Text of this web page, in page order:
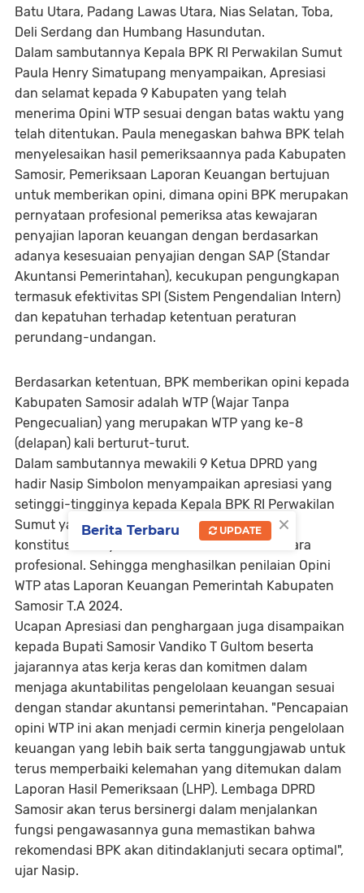
Batu Utara, Padang Lawas Utara, Nias Selatan, Toba,
Deli Serdang dan Humbang Hasundutan.
Dalam sambutannya Kepala BPK RI Perwakilan Sumut
Paula Henry Simatupang menyampaikan, Apresiasi
dan selamat kepada 9 Kabupaten yang telah
menerima Opini WTP sesuai dengan batas waktu yang
telah ditentukan. Paula menegaskan bahwa BPK telah
menyelesaikan hasil pemeriksaannya pada Kabupaten
Samosir, Pemeriksaan Laporan Keuangan bertujuan
untuk memberikan opini, dimana opini BPK merupakan
pernyataan profesional pemeriksa atas kewajaran
penyajian laporan keuangan dengan berdasarkan
adanya kesesuaian penyajian dengan SAP (Standar
Akuntansi Pemerintahan), kecukupan pengungkapan
termasuk efektivitas SPI (Sistem Pengendalian Intern)
dan kepatuhan terhadap ketentuan peraturan
perundang-undangan.
Berdasarkan ketentuan, BPK memberikan opini kepada
Kabupaten Samosir adalah WTP (Wajar Tanpa
Pengecualian) yang merupakan WTP yang ke-8
(delapan) kali berturut-turut.
Dalam sambutannya mewakili 9 Ketua DPRD yang
hadir Nasip Simbolon menyampaikan apresiasi yang
setinggi-tingginya kepada Kepala BPK RI Perwakilan
Sumut yang telah melaksanakan tugas
konstitusionalnya dalam melakukan audit secara
profesional. Sehingga menghasilkan penilaian Opini
WTP atas Laporan Keuangan Pemerintah Kabupaten
Samosir T.A 2024.
Ucapan Apresiasi dan penghargaan juga disampaikan
kepada Bupati Samosir Vandiko T Gultom beserta
jajarannya atas kerja keras dan komitmen dalam
menjaga akuntabilitas pengelolaan keuangan sesuai
dengan standar akuntansi pemerintahan. "Pencapaian
opini WTP ini akan menjadi cermin kinerja pengelolaan
keuangan yang lebih baik serta tanggungjawab untuk
terus memperbaiki kelemahan yang ditemukan dalam
Laporan Hasil Pemeriksaan (LHP). Lembaga DPRD
Samosir akan terus bersinergi dalam menjalankan
fungsi pengawasannya guna memastikan bahwa
rekomendasi BPK akan ditindaklanjuti secara optimal",
ujar Nasip.
×
Berita Terbaru UPDATE